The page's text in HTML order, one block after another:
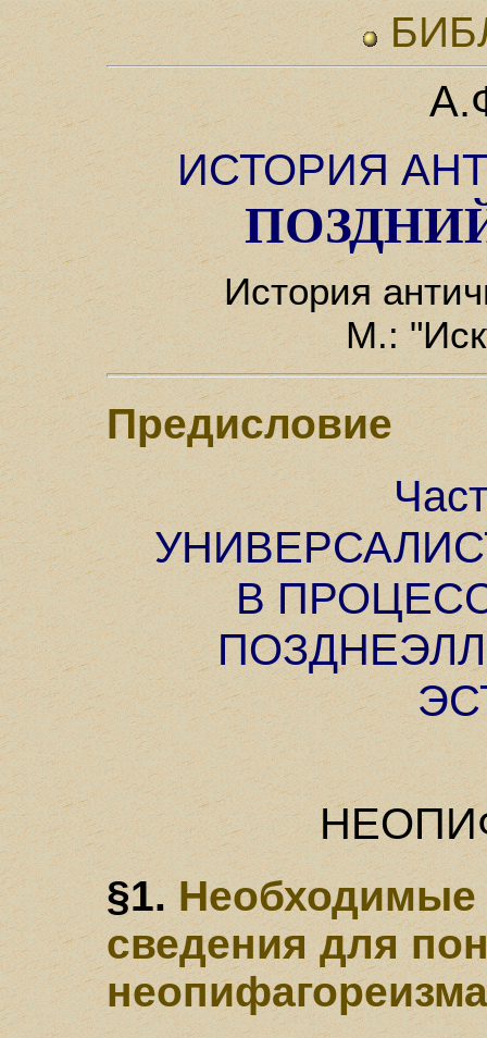
ИСТОРИЯ
История
М.:
Предисловие
В
§1. Необходимые
сведения для
неопифагореизма